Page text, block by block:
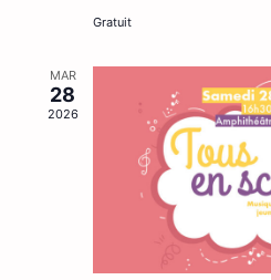
Gratuit
MAR
28
2026